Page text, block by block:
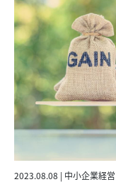
2023.08.08 | 中小企業経営